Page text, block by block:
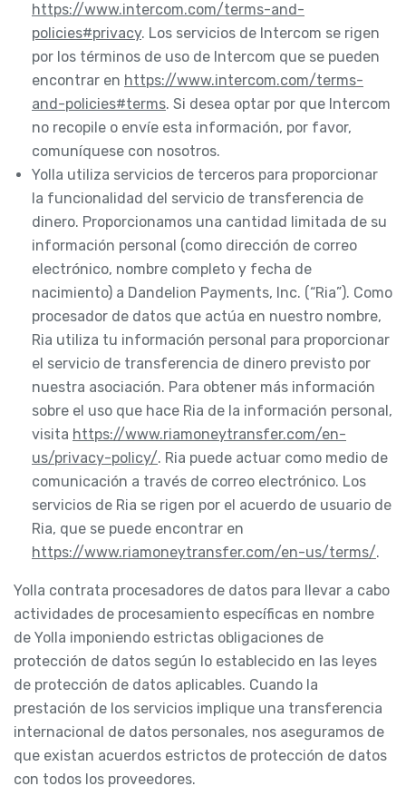
https://www.intercom.com/terms-and-
policies#privacy. Los servicios de Intercom se rigen
por los términos de uso de Intercom que se pueden
encontrar en https://www.intercom.com/terms-
and-policies#terms. Si desea optar por que Intercom
no recopile o envíe esta información, por favor,
comuníquese con nosotros.
Yolla utiliza servicios de terceros para proporcionar
la funcionalidad del servicio de transferencia de
dinero. Proporcionamos una cantidad limitada de su
información personal (como dirección de correo
electrónico, nombre completo y fecha de
nacimiento) a Dandelion Payments, Inc. (“Ria”). Como
procesador de datos que actúa en nuestro nombre,
Ria utiliza tu información personal para proporcionar
el servicio de transferencia de dinero previsto por
nuestra asociación. Para obtener más información
sobre el uso que hace Ria de la información personal,
visita https://www.riamoneytransfer.com/en-
us/privacy-policy/. Ria puede actuar como medio de
comunicación a través de correo electrónico. Los
servicios de Ria se rigen por el acuerdo de usuario de
Ria, que se puede encontrar en
https://www.riamoneytransfer.com/en-us/terms/.
Yolla contrata procesadores de datos para llevar a cabo
actividades de procesamiento específicas en nombre
de Yolla imponiendo estrictas obligaciones de
protección de datos según lo establecido en las leyes
de protección de datos aplicables. Cuando la
prestación de los servicios implique una transferencia
internacional de datos personales, nos aseguramos de
que existan acuerdos estrictos de protección de datos
con todos los proveedores.